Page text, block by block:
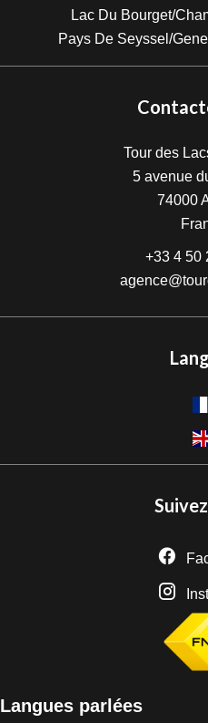
Lac Du Bourget/
Pays De Seyssel/
Tour des
5 avenue
74000
+33 4 50
Langues parlées